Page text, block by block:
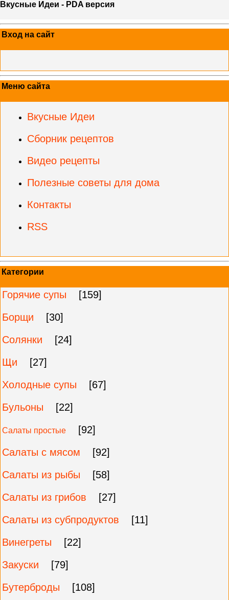
Вкусные Идеи - PDA версия
Вход на сайт
Меню сайта
Вкусные Идеи
Сборник рецептов
Видео рецепты
Полезные советы для дома
Контакты
RSS
Категории
Горячие супы
[159]
Борщи
[30]
Солянки
[24]
Щи
[27]
Холодные супы
[67]
Бульоны
[22]
Салаты простые
[92]
Салаты с мясом
[92]
Салаты из рыбы
[58]
Салаты из грибов
[27]
Салаты из субпродуктов
[11]
Винегреты
[22]
Закуски
[79]
Бутерброды
[108]